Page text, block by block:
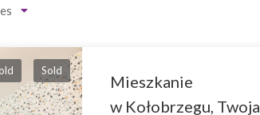
Sold
Mieszkanie
w Kołobrzegu, Twoja